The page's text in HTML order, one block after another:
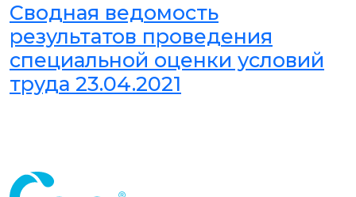
Сводная ведомость
результатов проведения
специальной оценки условий
труда 23.04.2021